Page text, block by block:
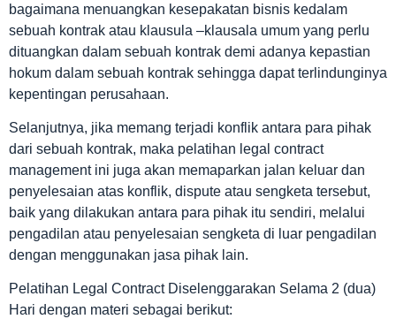
bagaimana menuangkan kesepakatan bisnis kedalam
sebuah kontrak atau klausula –klausala umum yang perlu
dituangkan dalam sebuah kontrak demi adanya kepastian
hokum dalam sebuah kontrak sehingga dapat terlindunginya
kepentingan perusahaan.
Selanjutnya, jika memang terjadi konflik antara para pihak
dari sebuah kontrak, maka pelatihan legal contract
management ini juga akan memaparkan jalan keluar dan
penyelesaian atas konflik, dispute atau sengketa tersebut,
baik yang dilakukan antara para pihak itu sendiri, melalui
pengadilan atau penyelesaian sengketa di luar pengadilan
dengan menggunakan jasa pihak lain.
Pelatihan Legal Contract Diselenggarakan Selama 2 (dua)
Hari dengan materi sebagai berikut: